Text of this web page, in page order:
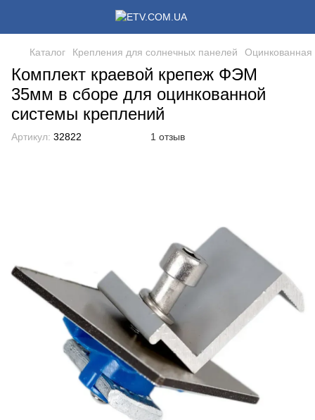
Каталог Крепления для солнечных панелей Оцинкованная
Комплект краевой крепеж ФЭМ
35мм в сборе для оцинкованной
системы креплений
Артикул: 32822 1 отзыв